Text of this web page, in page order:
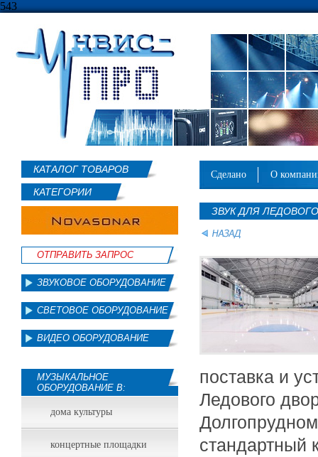
543
КАТАЛОГ ТОВАРОВ
КАТЕГОРИИ
ОТПРАВИТЬ ЗАПРОС
ЗВУКОВОЕ ОБОРУДОВАНИЕ
СВЕТОВОЕ ОБОРУДОВАНИЕ
ВИДЕО ОБОРУДОВАНИЕ
МУЗЫКАЛЬНОЕ
ОБОРУДОВАНИЕ В:
дома культуры
концертные площадки
сделано о
ЗВУК ДЛЯ
поставка и
Ледового
стандартный